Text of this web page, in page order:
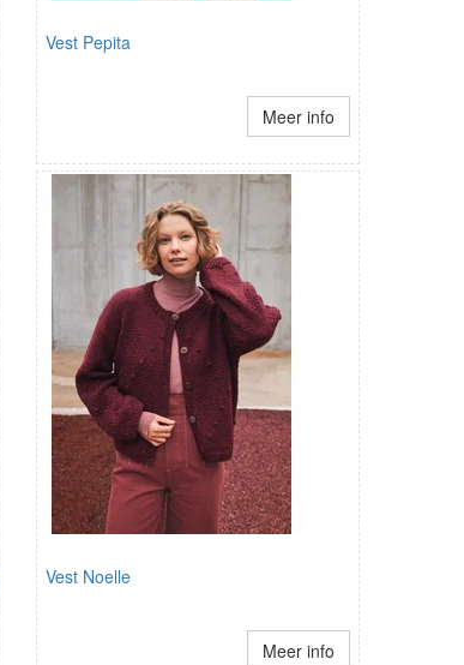
Vest Pepita
Meer info
Vest Noelle
Meer info